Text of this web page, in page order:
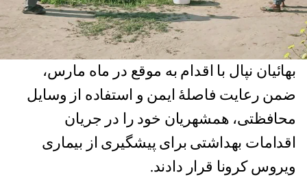
بهائیان نپال با اقدام به موقع در ماه مارس،
ضمن رعایت فاصلۀ ایمن و استفاده از وسایل
محافظتی، همشهریان خود را در جریان
اقدامات بهداشتی برای پیشگیری از بیماری
ویروس کرونا قرار دادند.